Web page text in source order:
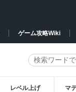
ゲーム攻略Wiki
レベル上げ マ